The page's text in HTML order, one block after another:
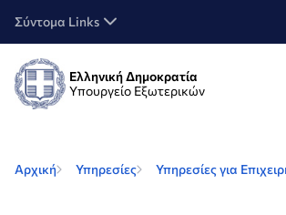
Σύντομα Links
Ελληνική Δημοκρατία
Υπουργείο Εξωτερικών
Αρχική Υπηρεσίες Υπηρεσίες για